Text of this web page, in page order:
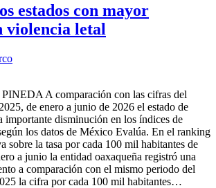
estados con mayor
violencia letal
A comparación con las cifras del
de enero a junio de 2026 el estado de
importante disminución en los índices de
los datos de México Evalúa. En el ranking
sobre la tasa por cada 100 mil habitantes de
a junio la entidad oaxaqueña registró una
a comparación con el mismo periodo del
la cifra por cada 100 mil habitantes…